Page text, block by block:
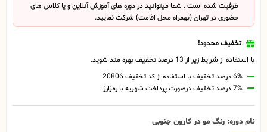
ظرفیت شده است . شما میتوانید در دوره های آموزش آنلاین و یا کلاس های
حضوری در تهران (بهمراه محل اقامت) شرکت نمایید.
تخفیف محدود!
با استفاده از شرایط زیر از 13 درصد تخفیف بهره مند شوید.
6% درصد تخفیف با استفاده از کد تخفیف 20806
7% درصد تخفیف درصورت پرداخت شهریه با رمزارز
نام دوره: رنگ مو در کارون جنوبی